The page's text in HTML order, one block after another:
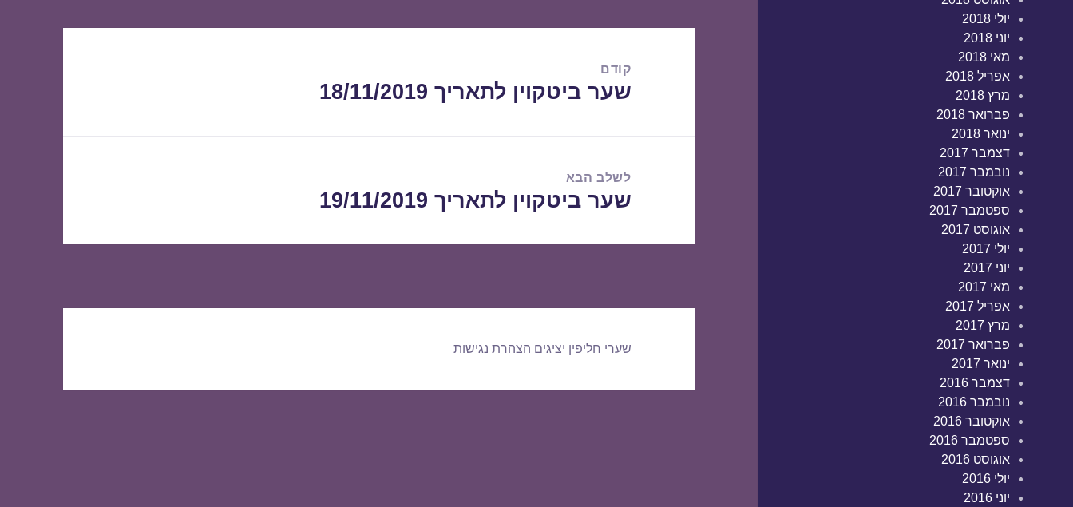
יולי 2018
יוני 2018
מאי 2018
אפריל 2018
מרץ 2018
פברואר 2018
ינואר 2018
דצמבר 2017
נובמבר 2017
אוקטובר 2017
ספטמבר 2017
אוגוסט 2017
יולי 2017
יוני 2017
מאי 2017
אפריל 2017
מרץ 2017
פברואר 2017
ינואר 2017
דצמבר 2016
נובמבר 2016
אוקטובר 2016
ספטמבר 2016
אוגוסט 2016
יולי 2016
יוני 2016
קודם
הפוסט
שער ביטקוין לתאריך 18/11/2019
לשלב הבא
הפוסט
שער ביטקוין לתאריך 19/11/2019
שערי חליפין יציגים הצהרת נגישות